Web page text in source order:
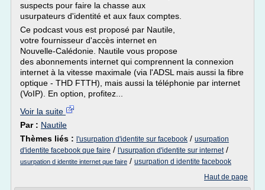
suspects pour faire la chasse aux
usurpateurs d'identité et aux faux comptes.
Ce podcast vous est proposé par Nautile,
votre fournisseur d'accès internet en
Nouvelle-Calédonie. Nautile vous propose
des abonnements internet qui comprennent la connexion
internet à la vitesse maximale (via l'ADSL mais aussi la fibre
optique - THD FTTH), mais aussi la téléphonie par internet
(VoIP). En option, profitez...
Voir la suite
Par : Nautile
Thèmes liés : l'usurpation d'identite sur facebook / usurpation
d'identite facebook que faire / l'usurpation d'identite sur internet/
usurpation d identite internet que faire / usurpation d identite facebook
Haut de page